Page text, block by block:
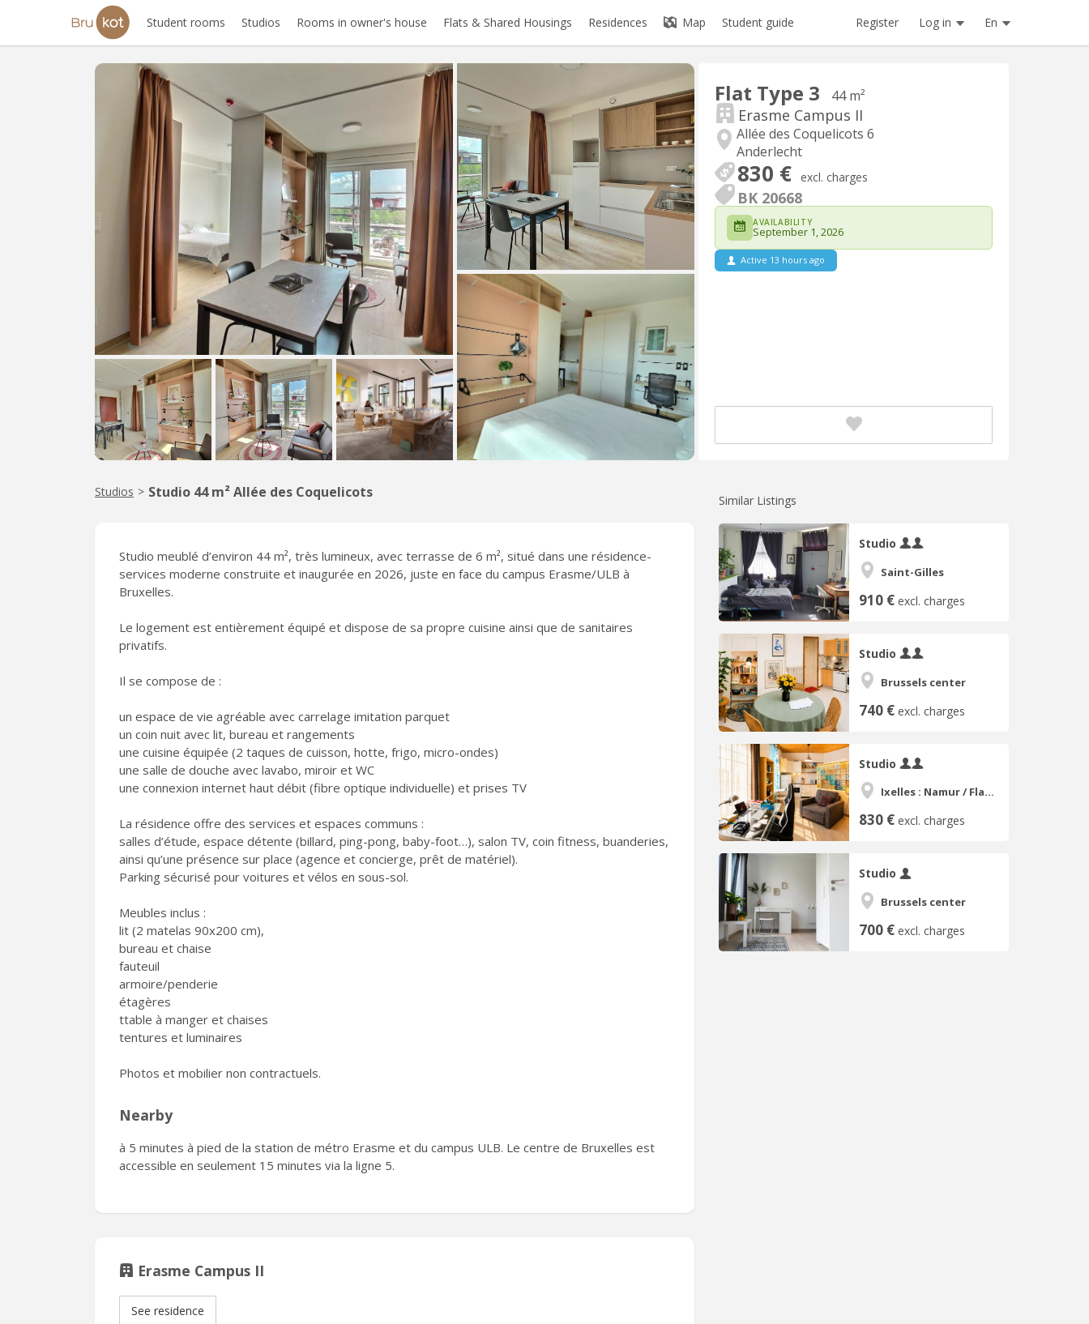
Student rooms Studios Rooms in owner's house Flats & Shared Housings Residences Map Student guide Register Log in En
Flat Type 3 44 m²
Erasme Campus II
Allée des Coquelicots 6
Anderlecht
830 € excl. charges
BK 20668
AVAILABILITY
September 1, 2026
Active 13 hours ago
Similar Listings
Studio
Saint-Gilles
910 € excl. charges
Studio
Brussels center
740 € excl. charges
Studio
Ixelles : Namur / Flagey
830 € excl. charges
Studio
Brussels center
700 € excl. charges
Studios > Studio 44 m² Allée des Coquelicots
Studio meublé d’environ 44 m², très lumineux, avec terrasse de 6 m², situé dans une résidence-
services moderne construite et inaugurée en 2026, juste en face du campus Erasme/ULB à
Bruxelles.
Le logement est entièrement équipé et dispose de sa propre cuisine ainsi que de sanitaires
privatifs.
Il se compose de :
un espace de vie agréable avec carrelage imitation parquet
un coin nuit avec lit, bureau et rangements
une cuisine équipée (2 taques de cuisson, hotte, frigo, micro-ondes)
une salle de douche avec lavabo, miroir et WC
une connexion internet haut débit (fibre optique individuelle) et prises TV
La résidence offre des services et espaces communs :
salles d’étude, espace détente (billard, ping-pong, baby-foot…), salon TV, coin fitness, buanderies,
ainsi qu’une présence sur place (agence et concierge, prêt de matériel).
Parking sécurisé pour voitures et vélos en sous-sol.
Meubles inclus :
lit (2 matelas 90x200 cm),
bureau et chaise
fauteuil
armoire/penderie
étagères
ttable à manger et chaises
tentures et luminaires
Photos et mobilier non contractuels.
Nearby
à 5 minutes à pied de la station de métro Erasme et du campus ULB. Le centre de Bruxelles est
accessible en seulement 15 minutes via la ligne 5.
Erasme Campus II
See residence